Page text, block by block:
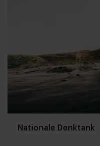
Nationale Denktank